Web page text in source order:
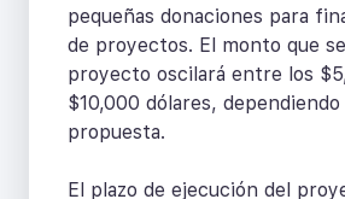
pequeñas donaciones para
de proyectos. El monto que
proyecto oscilará entre los
$10,000 dólares, dependiendo
propuesta.
El plazo de ejecución del